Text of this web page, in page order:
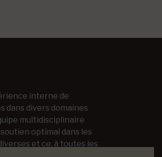
interne de
dans divers domaines
multidisciplinaire
optimal dans les
et ce, à toutes les